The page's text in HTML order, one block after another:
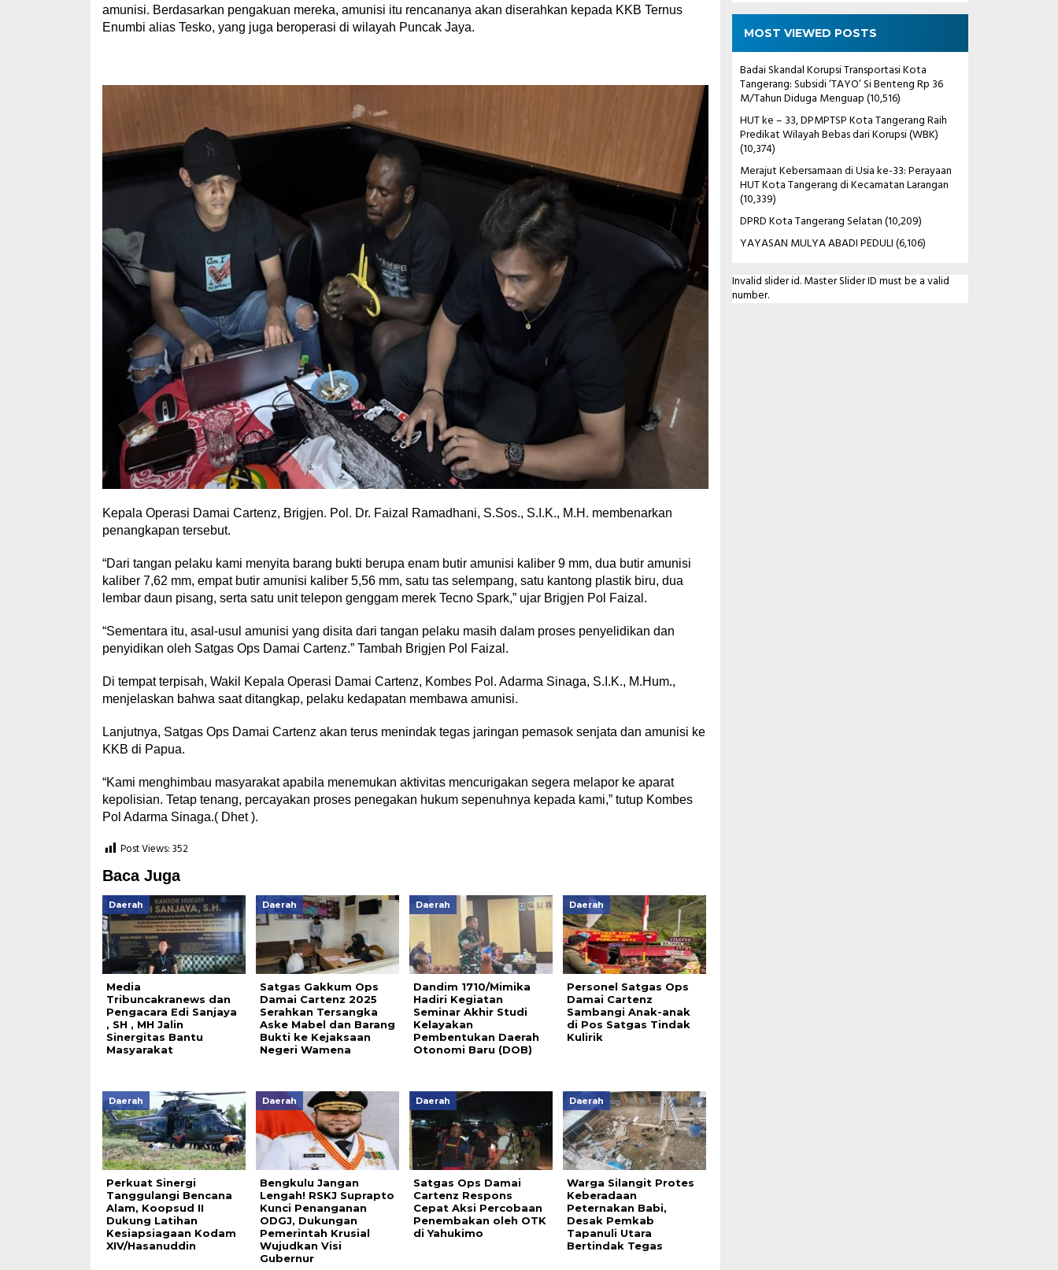
amunisi. Berdasarkan pengakuan mereka, amunisi itu rencananya akan diserahkan kepada KKB Ternus
Enumbi alias Tesko, yang juga beroperasi di wilayah Puncak Jaya.
Kepala Operasi Damai Cartenz, Brigjen. Pol. Dr. Faizal Ramadhani, S.Sos., S.I.K., M.H. membenarkan
penangkapan tersebut.
“Dari tangan pelaku kami menyita barang bukti berupa enam butir amunisi kaliber 9 mm, dua butir amunisi
kaliber 7,62 mm, empat butir amunisi kaliber 5,56 mm, satu tas selempang, satu kantong plastik biru, dua
lembar daun pisang, serta satu unit telepon genggam merek Tecno Spark,” ujar Brigjen Pol Faizal.
“Sementara itu, asal-usul amunisi yang disita dari tangan pelaku masih dalam proses penyelidikan dan
penyidikan oleh Satgas Ops Damai Cartenz.” Tambah Brigjen Pol Faizal.
Di tempat terpisah, Wakil Kepala Operasi Damai Cartenz, Kombes Pol. Adarma Sinaga, S.I.K., M.Hum.,
menjelaskan bahwa saat ditangkap, pelaku kedapatan membawa amunisi.
Lanjutnya, Satgas Ops Damai Cartenz akan terus menindak tegas jaringan pemasok senjata dan amunisi ke
KKB di Papua.
“Kami menghimbau masyarakat apabila menemukan aktivitas mencurigakan segera melapor ke aparat
kepolisian. Tetap tenang, percayakan proses penegakan hukum sepenuhnya kepada kami,” tutup Kombes
Pol Adarma Sinaga.( Dhet ).
Post Views:352
Baca Juga
Daerah
Media
Tribuncakranews dan
Pengacara Edi Sanjaya
, SH , MH Jalin
Sinergitas Bantu
Masyarakat
Daerah
Satgas Gakkum Ops
Damai Cartenz 2025
Serahkan Tersangka
Aske Mabel dan Barang
Bukti ke Kejaksaan
Negeri Wamena
Daerah
Dandim 1710/Mimika
Hadiri Kegiatan
Seminar Akhir Studi
Kelayakan
Pembentukan Daerah
Otonomi Baru (DOB)
Daerah
Personel Satgas Ops
Damai Cartenz
Sambangi Anak-anak
di Pos Satgas Tindak
Kulirik
Daerah
Perkuat Sinergi
Tanggulangi Bencana
Alam, Koopsud II
Dukung Latihan
Kesiapsiagaan Kodam
XIV/Hasanuddin
Daerah
Bengkulu Jangan
Lengah! RSKJ Suprapto
Kunci Penanganan
ODGJ, Dukungan
Pemerintah Krusial
Wujudkan Visi
Gubernur
Daerah
Satgas Ops Damai
Cartenz Respons
Cepat Aksi Percobaan
Penembakan oleh OTK
di Yahukimo
Daerah
Warga Silangit Protes
Keberadaan
Peternakan Babi,
Desak Pemkab
Tapanuli Utara
Bertindak Tegas
MOST VIEWED POSTS
Badai Skandal Korupsi Transportasi Kota
Tangerang: Subsidi ‘TAYO’ Si Benteng Rp 36
M/Tahun Diduga Menguap(10,516)
HUT ke – 33, DPMPTSP Kota Tangerang Raih
Predikat Wilayah Bebas dari Korupsi (WBK)
(10,374)
Merajut Kebersamaan di Usia ke-33: Perayaan
HUT Kota Tangerang di Kecamatan Larangan
(10,339)
DPRD Kota Tangerang Selatan(10,209)
YAYASAN MULYA ABADI PEDULI(6,106)
Invalid slider id. Master Slider ID must be a valid
number.